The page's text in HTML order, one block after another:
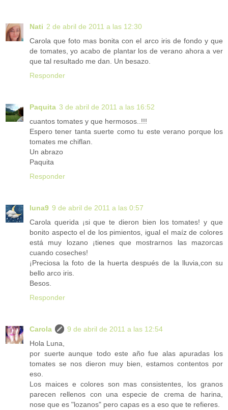
Nati 2 de abril de 2011 a las 12:30
Carola que foto mas bonita con el arco iris de fondo y que
de tomates, yo acabo de plantar los de verano ahora a ver
que tal resultado me dan. Un besazo.
Responder
Paquita 3 de abril de 2011 a las 16:52
cuantos tomates y que hermosos..!!!
Espero tener tanta suerte como tu este verano porque los
tomates me chiflan.
Un abrazo
Paquita
Responder
luna9 9 de abril de 2011 a las 0:57
Carola querida ¡si que te dieron bien los tomates! y que
bonito aspecto el de los pimientos, igual el maíz de colores
está muy lozano ¡tienes que mostrarnos las mazorcas
cuando coseches!
¡Preciosa la foto de la huerta después de la lluvia,con su
bello arco iris.
Besos.
Responder
Carola
9 de abril de 2011 a las 12:54
Hola Luna,
por suerte aunque todo este año fue alas apuradas los
tomates se nos dieron muy bien, estamos contentos por
eso.
Los maices e colores son mas consistentes, los granos
parecen rellenos con una especie de crema de harina,
nose que es "lozanos" pero capas es a eso que te refieres.